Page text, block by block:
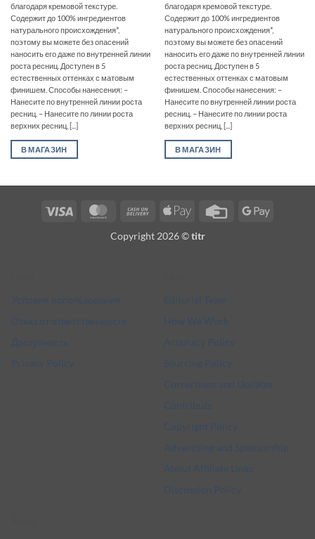
благодаря кремовой текстуре.
Содержит до 100% ингредиентов
натурального происхождения*,
поэтому вы можете без опасений
наносить его даже по внутренней линии
роста ресниц. Доступен в 5
естественных оттенках с матовым
финишем. Способы нанесения: –
Нанесите по внутренней линии роста
ресниц. – Нанесите по линии роста
верхних ресниц, [...]
В МАГАЗИН
благодаря кремовой текстуре.
Содержит до 100% ингредиентов
натурального происхождения*,
поэтому вы можете без опасений
наносить его даже по внутренней линии
роста ресниц. Доступен в 5
естественных оттенках с матовым
финишем. Способы нанесения: –
Нанесите по внутренней линии роста
ресниц. – Нанесите по линии роста
верхних ресниц, [...]
В МАГАЗИН
Visa MasterCardCash
Delivery
Apple
Credit
Google
Copyright 2026 ©titr
Условия использования
Отказ от ответственности
Доступность
Privacy Policy
Editorial Team
How We Work
Accuracy Policy
Sourcing Policy
Corrections and Updates
Contribute
Copyright Policy
Advertising and Sponsorship
About Affiliate Links
Discussion Policy